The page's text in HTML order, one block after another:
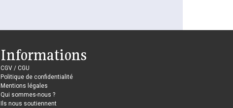
Informations
CGV / CGU
Politique de confidentialité
Mentions légales
Qui sommes-nous ?
Ils nous soutiennent